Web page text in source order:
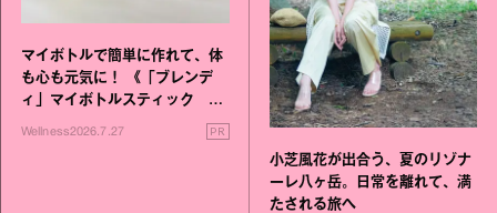
マイボトルで簡単に作れて、体
も心も元気に！ 《「ブレンデ
ィ」マイボトルスティック い
いこと毎日》シリーズが誕生
Wellness2026.7.27 PR
小芝風花が出合う、夏のリゾナ
ーレ八ヶ岳。日常を離れて、満
たされる旅へ